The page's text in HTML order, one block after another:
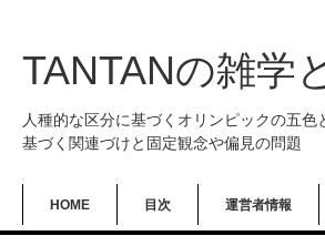
TANTANの雑学
人種的な区分に基づくオリンピックの五
基づく関連づけと固定観念や偏見の問題
HOME 目次 運営者情報